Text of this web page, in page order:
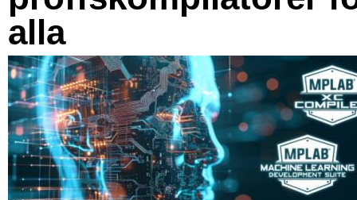
alla